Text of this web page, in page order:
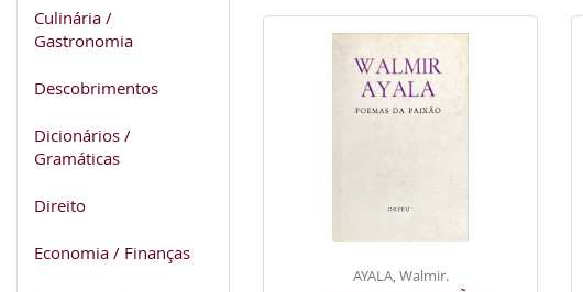
Culinária /
Gastronomia
Descobrimentos
Dicionários /
Gramáticas
Direito
Economia / Finanças
AYALA, Walmir.